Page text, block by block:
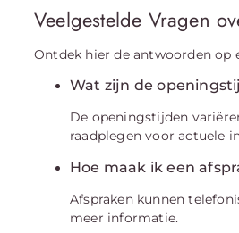
Veelgestelde Vragen
Ontdek hier de antwoorden op
Wat zijn de
De openingstijden
raadplegen voor actuele
Hoe maak ik een
Afspraken kunnen
meer informatie.